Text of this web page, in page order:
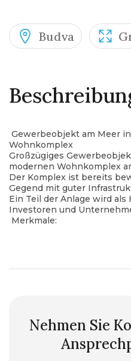
Budva
Gewerbeobjekt am Meer
Wohnkomplex
Großzügiges
modernen Wohnkomplex
Der Komplex ist bereits
Gegend mit guter
Ein Teil der Anlage wird
Investoren und
Merkmale:
Alle technischen
Maximale elektrische
Wasser-, Abwasser- und
Ein Schwimmbad ist im
Nehmen Sie